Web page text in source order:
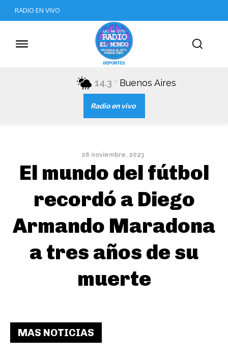
RADIO EN VIVO
14.3 C Buenos Aires
Radio en vivo
26 noviembre, 2023
El mundo del fútbol
recordó a Diego
Armando Maradona
a tres años de su
muerte
MAS NOTICIAS